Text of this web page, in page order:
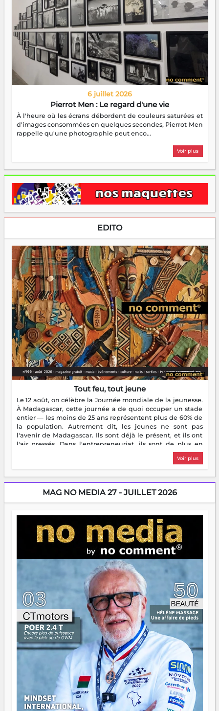
6 juillet 2026
Pierrot Men : Le regard d'une vie
À l'heure où les écrans débordent de couleurs saturées et
d'images consommées en quelques secondes, Pierrot Men
rappelle qu'une photographie peut enco...
Voir plus
EDITO
Tout feu, tout jeune
Le 12 août, on célèbre la Journée mondiale de la jeunesse.
À Madagascar, cette journée a de quoi occuper un stade
entier — les moins de 25 ans représentent plus de 60% de
la population. Autrement dit, les jeunes ne sont pas
l'avenir de Madagascar. Ils sont déjà le présent, et ils ont
l'air pressés. Dans l'entrepreneuriat, ils sont de plus en
plus nombreux à se lancer, à créer, à risquer — souvent
sans filet, souvent sans aide, mais toujours avec cette
dorment vraiment la nuit. En culture, les nouvelles sont
encore meilleures. Aina Rasamoelina vient de décrocher le
Prix RFI Instrumental Afrique. Miangaly Elia rafle le Prix
jeunes qui tiennent la torche. Alors oui, on pourrait
s'arrêter là, applaudir et rentrer chez soi satisfait. Mais ce
serait passer à côté d'une chose essentielle. La fougue, ça
brûle fort — et parfois, ça brûle vite. Une flamme sans
direction peut éclairer autant qu'elle peut consumer. C'est
là que les aînés entrent en scène — pas pour reprendre le
gouvernail, mais pour montrer où sont les récifs. Les jeunes
ont la force, les vieux ont l'expérience, comme on dit. Ce
n'est pas un combat de générations — c'est une question
d'équipage. Partagez vos réussites, mais aussi vos échecs.
Surtout vos échecs, d'ailleurs — ils enseignent mieux que
n'importe quel manuel. À Madagascar, la barque avance.
Il faut juste s'assurer que tout le monde rame dans le
même sens.
Voir plus
MAG NO MEDIA 27 - JUILLET 2026